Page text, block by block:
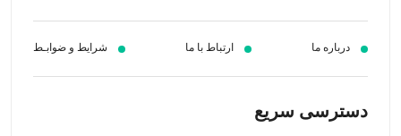
درباره ما ارتباط با ما شرایط و ضوابـط
دسترسی سریع